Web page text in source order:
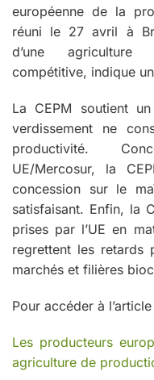
européenne de la
réuni le 27 avril à
d’une agriculture
compétitive, indique
La CEPM soutient
verdissement ne
productivité.
UE/Mercosur, la
concession sur le
satisfaisant. Enfin, la
prises par l’UE en
regrettent les retards
marchés et filières
Pour accéder à
Les producteurs
agriculture de